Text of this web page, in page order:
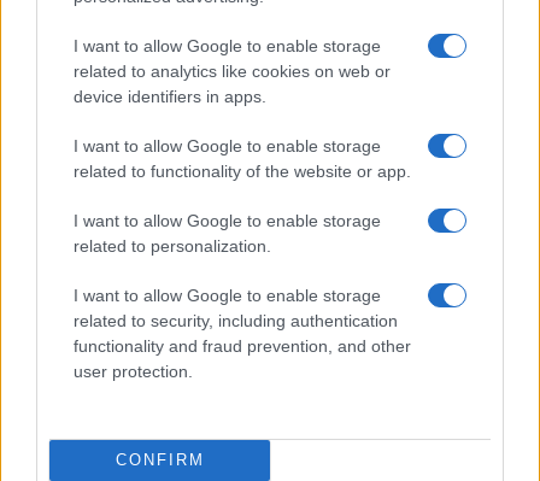
I want to allow Google to enable storage
related to analytics like cookies on web or
device identifiers in apps.
I want to allow Google to enable storage
related to functionality of the website or app.
I want to allow Google to enable storage
related to personalization.
I want to allow Google to enable storage
related to security, including authentication
functionality and fraud prevention, and other
user protection.
CONFIRM
Rekao sam mu da mora sačekati da se Nizamin
tata vrati iz Njemačke i da njega pita sve što ga
zanima. Rekao sam mu: ‘Ako ne vjeruješ, dođi i
pogledaj’. Nije prošlo dvije minute, on je već bio
sobi. Izašao sam na ulicu i rekao mu: ‘Nizama nije
tu, ako ne vjeruješ uđi i pogledaj. Ako je nađeš
neka bude moja krivica, ali ako ju ne nađeš, čim
izađeš iz ove kuće ti i ja smo zauvijek završili’. On
je mene zvao ‘tetak’ kao i Nizama. Poštivao me je.
Pogledao me i rekao: ‘Vjerujem ti tetak’. I otišao